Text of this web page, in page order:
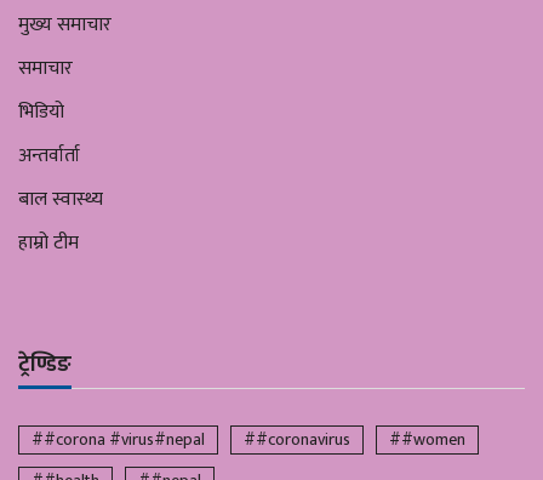
मुख्य समाचार
समाचार
भिडियो
अन्तर्वार्ता
बाल स्वास्थ्य
हाम्रो टीम
ट्रेण्डिङ
##corona #virus#nepal ##coronavirus
##women